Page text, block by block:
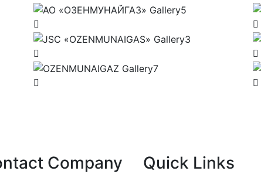
Company Quick Links